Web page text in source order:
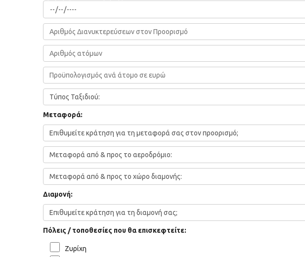
Μεταφορά:
Διαμονή:
Πόλεις / τοποθεσίες που θα επισκεφτείτε:
Ζυρίχη